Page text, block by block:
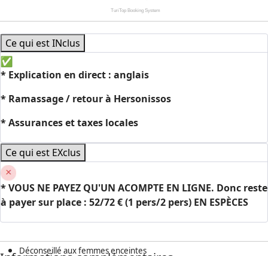
Ce qui est INclus
* Explication en direct : anglais
* Ramassage / retour à Hersonissos
* Assurances et taxes locales
Ce qui est EXclus
* VOUS NE PAYEZ QU'UN ACOMPTE EN LIGNE. Donc reste
à payer sur place : 52/72 € (1 pers/2 pers) EN ESPÈCES
Déconseillé aux femmes enceintes